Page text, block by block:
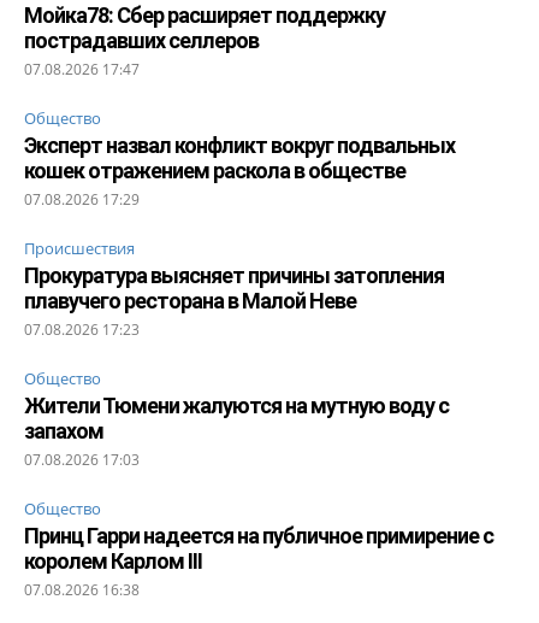
Мойка78: Сбер расширяет поддержку
пострадавших селлеров
07.08.2026 17:47
Общество
Эксперт назвал конфликт вокруг подвальных
кошек отражением раскола в обществе
07.08.2026 17:29
Происшествия
Прокуратура выясняет причины затопления
плавучего ресторана в Малой Неве
07.08.2026 17:23
Общество
Жители Тюмени жалуются на мутную воду с
запахом
07.08.2026 17:03
Общество
Принц Гарри надеется на публичное примирение с
королем Карлом III
07.08.2026 16:38